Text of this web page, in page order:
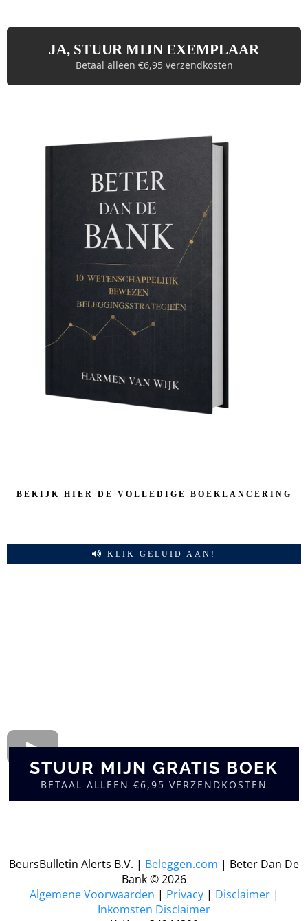
JA, STUUR MIJN EXEMPLAAR
Betaal alleen €6,95 verzendkosten
BEKIJK HIER DE VOLLEDIGE BOEKLANCERING
KLIK GELUID AAN!
STUUR MIJN GRATIS BOEK
BETAAL ALLEEN €6,95 VERZENDKOSTEN
BeursBulletin Alerts B.V. | Beleggen.com | Beter Dan De
Bank © 2026
​Algemene Voorwaarden | Privacy | Disclaimer |
Inkomsten Disclaimer